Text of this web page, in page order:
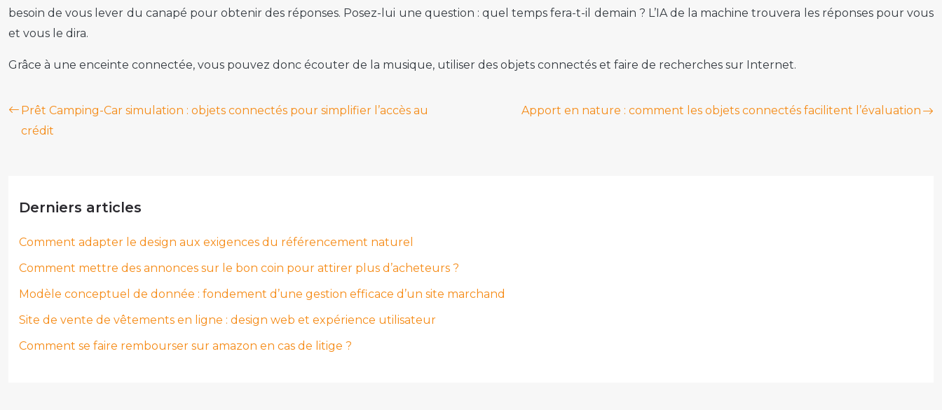
besoin de vous lever du canapé pour obtenir des réponses. Posez-lui une question : quel temps fera-t-il demain ? L’IA de la machine trouvera les réponses pour vous
et vous le dira.
Grâce à une enceinte connectée, vous pouvez donc écouter de la musique, utiliser des objets connectés et faire de recherches sur Internet.
Prêt Camping-Car simulation : objets connectés pour simplifier l’accès au
crédit
Apport en nature : comment les objets connectés facilitent l’évaluation
Derniers articles
Comment adapter le design aux exigences du référencement naturel
Comment mettre des annonces sur le bon coin pour attirer plus d’acheteurs ?
Modèle conceptuel de donnée : fondement d’une gestion efficace d’un site marchand
Site de vente de vêtements en ligne : design web et expérience utilisateur
Comment se faire rembourser sur amazon en cas de litige ?